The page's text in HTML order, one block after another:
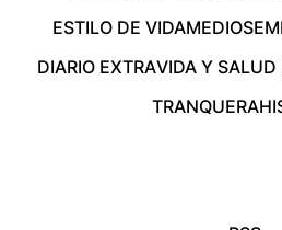
ESTILO DE VIDAMEDIOS
DIARIO EXTRAVIDA Y SALUD
TRANQUERA